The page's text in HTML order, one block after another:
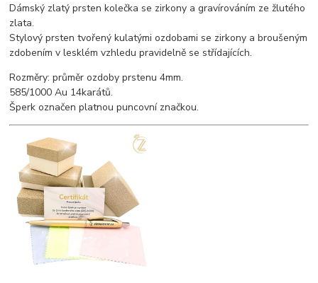
Dámský zlatý prsten kolečka se zirkony a gravírováním ze žlutého
zlata.
Stylový prsten tvořený kulatými ozdobami se zirkony a broušeným
zdobením v lesklém vzhledu pravidelně se střídajících.
Rozměry: průměr ozdoby prstenu 4mm.
585/1000 Au 14karátů.
Šperk označen platnou puncovní značkou.